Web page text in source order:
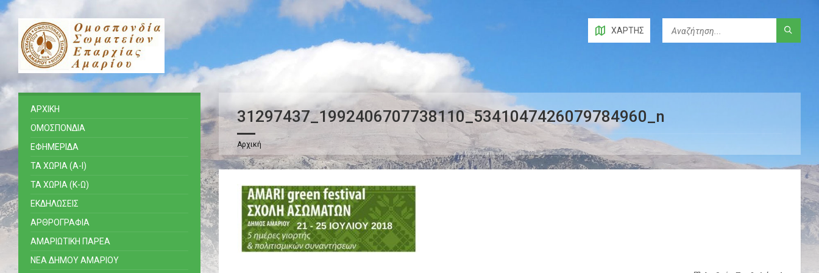
ΧΆΡΤΗΣ
31297437_1992406707738110_5341047426079784960_n
Αρχική
ΑΡΧΙΚΗ
ΟΜΟΣΠΟΝΔΙΑ
ΕΦΗΜΕΡΙΔΑ
ΤΑ ΧΩΡΙΑ (Α-Ι)
ΤΑ ΧΩΡΙΑ (Κ-Ω)
ΕΚΔΗΛΩΣΕΙΣ
ΑΡΘΡΟΓΡΑΦΙΑ
ΑΜΑΡΙΩΤΙΚΗ ΠΑΡΕΑ
ΝΕΑ ΔΗΜΟΥ ΑΜΑΡΙΟΥ